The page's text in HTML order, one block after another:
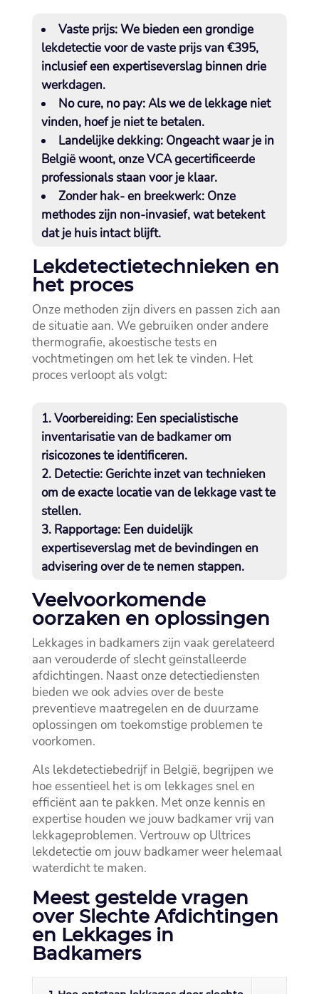
Vaste prijs:We bieden een grondige
lekdetectie voor de vaste prijs van €395,
inclusief een expertiseverslag binnen drie
werkdagen.​
No cure, no pay:Als we de lekkage niet
vinden, hoef je niet te betalen.​
Landelijke dekking:Ongeacht waar je in
België woont, onze VCA gecertificeerde
professionals staan voor je klaar.​
Zonder hak- en breekwerk:Onze
methodes zijn non-invasief, wat betekent
dat je huis intact blijft.​
Lekdetectietechnieken en
het proces
Onze methoden zijn divers en passen zich aan
de situatie aan.​ We gebruiken onder andere
thermografie, akoestische tests en
vochtmetingen om het lek te vinden.​ Het
proces verloopt als volgt:
Voorbereiding:Een specialistische
inventarisatie van de badkamer om
risicozones te identificeren.​
Detectie:Gerichte inzet van technieken
om de exacte locatie van de lekkage vast te
stellen.​
Rapportage:Een duidelijk
expertiseverslag met de bevindingen en
advisering over de te nemen stappen.​
Veelvoorkomende
oorzaken en oplossingen
Lekkages in badkamers zijn vaak gerelateerd
aan verouderde of slecht geïnstalleerde
afdichtingen.​ Naast onze detectiediensten
bieden we ook advies over de beste
preventieve maatregelen en de duurzame
oplossingen om toekomstige problemen te
voorkomen.​
Als lekdetectiebedrijf in België, begrijpen we
hoe essentieel het is om lekkages snel en
efficiënt aan te pakken.​ Met onze kennis en
expertise houden we jouw badkamer vrij van
lekkageproblemen.​ Vertrouw op Ultrices
lekdetectie om jouw badkamer weer helemaal
waterdicht te maken.​
Meest gestelde vragen
over Slechte Afdichtingen
en Lekkages in
Badkamers